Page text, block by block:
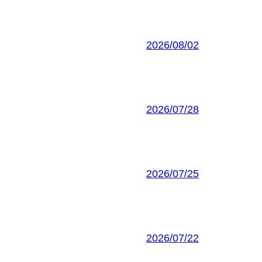
2026/08/02
2026/07/28
2026/07/25
2026/07/22